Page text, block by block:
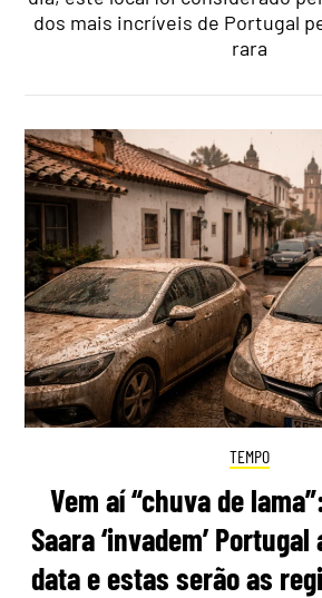
dos mais incríveis de Portugal
rara
TEMPO
Vem aí “chuva de
Saara ‘invadem’
data e estas serão as